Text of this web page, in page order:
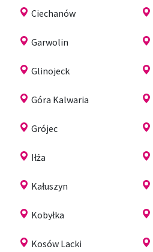
Ciechanów
Garwolin
Glinojeck
Góra Kalwaria
Grójec
Iłża
Kałuszyn
Kobyłka
Kosów Lacki